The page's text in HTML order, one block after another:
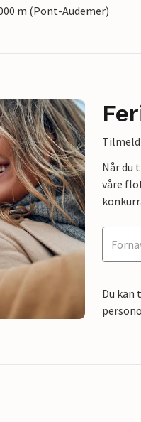
m (Pont-Audemer)
Når du
våre
Du kan